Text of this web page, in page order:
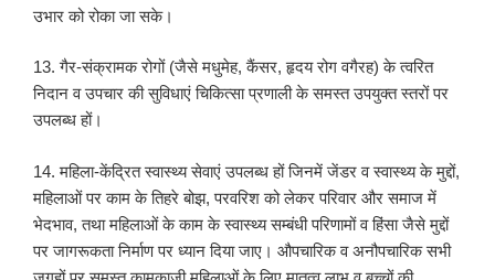
उभार को रोका जा सके।
13. गैर-संक्रामक रोगों (जैसे मधुमेह, कैंसर, हृदय रोग वगैरह) के त्वरित
निदान व उपचार की सुविधाएं चिकित्सा प्रणाली के समस्त उपयुक्त स्तरों पर
उपलब्ध हों।
14. महिला-केंद्रित स्वास्थ्य सेवाएं उपलब्ध हों जिनमें जेंडर व स्वास्थ्य के मुद्दों,
महिलाओं पर काम के तिहरे बोझ, परवरिश को लेकर परिवार और समाज में
भेदभाव, तथा महिलाओं के काम के स्वास्थ्य सम्बंधी परिणामों व हिंसा जैसे मुद्दों
पर जागरूकता निर्माण पर ध्यान दिया जाए। औपचारिक व अनौपचारिक सभी